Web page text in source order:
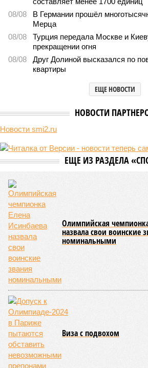
Пока в Ярославском районе СВАО
уже получают ключи – в мае 2026 года
заключение о соответствии проектной
разрешение на ввод жилищного
совсем недалеко, в паре станций метро
улице, картина, можно сказать, прямо
Сюжет:Недвижимость
ЖК «Светлый мир «Станция Л»: та же
схема достройки через Capital Group
за прошедшие два года результатов,
практически не видно. Поинформации
порталов, первую очередь ЖК
декабрю 2026 г., вторую – к марту 2028-
этом из кураторов стройки не задается
сроки должны материализоваться? На
площадке, по свидетельствам
бывающих у забора, какая-либо
бетононасосов, ни работающих кранов,
мобилизации подрядчиков. При том,
осталось менее полугода.
Если в «Сказочном лесу» техзаказчик
отчитывался о поэтапной готовности –
конкретными инженерными работами
монолитных конструкций, устранение
то по «Станции Л» подобной публичной
дольщики не видят. Ни Capital Group, ни
строительства не подтверждают ни
строительства, ни объёма фактически